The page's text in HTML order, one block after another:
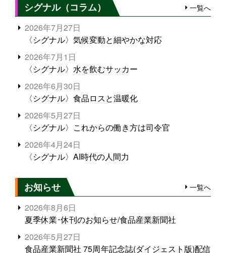
シグナル（コラム） 一覧へ
2026年7月27日
〈シグナル〉気候変動と細やかな対応
2026年7月1日
〈シグナル〉水を飲むサッカー
2026年6月30日
〈シグナル〉食品ロスと温暖化
2026年5月27日
〈シグナル〉これからの働き方は司令官
2026年4月24日
〈シグナル〉AI時代の人間力
お知らせ 一覧へ
2026年8月6日
夏季休業･休刊のお知らせ/食品産業新聞社
2026年5月27日
食品産業新聞社 75周年記念誌(ダイジェスト版)配信